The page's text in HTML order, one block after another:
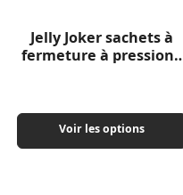
Jelly Joker sachets à
fermeture à pression -
Voir les options